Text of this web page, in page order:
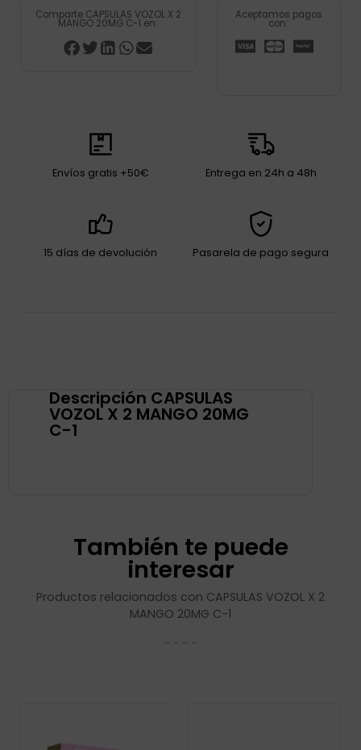
Comparte CAPSULAS VOZOL X 2
MANGO 20MG C-1 en:
Aceptamos pagos
con:
Envíos gratis +50€ Entrega en 24h a 48h
15 días de devolución Pasarela de pago segura
Descripción CAPSULAS
VOZOL X 2 MANGO 20MG
C-1
También te puede
interesar
Productos relacionados con CAPSULAS VOZOL X 2
MANGO 20MG C-1